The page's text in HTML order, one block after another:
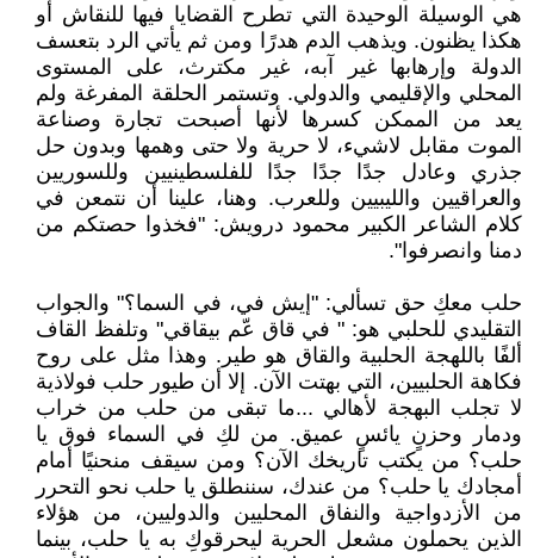
هي الوسيلة الوحيدة التي تطرح القضايا فيها للنقاش أو
هكذا يظنون. ويذهب الدم هدرًا ومن ثم يأتي الرد بتعسف
الدولة وإرهابها غير آبه، غير مكترث، على المستوى
المحلي والإقليمي والدولي. وتستمر الحلقة المفرغة ولم
يعد من الممكن كسرها لأنها أصبحت تجارة وصناعة
الموت مقابل لاشيء، لا حرية ولا حتى وهمها وبدون حل
جذري وعادل جدًا جدًا جدًا للفلسطينيين وللسوريين
والعراقيين والليبيين وللعرب. وهنا، علينا أن نتمعن في
كلام الشاعر الكبير محمود درويش: "فخذوا حصتكم من
دمنا وانصرفوا".
حلب معكِ حق تسألي: "إيش في، في السما؟" والجواب
التقليدي للحلبي هو: " في قاق عّم بيقاقي" وتلفظ القاف
ألفًا باللهجة الحلبية والقاق هو طير. وهذا مثل على روح
فكاهة الحلبيين، التي بهتت الآن. إلا أن طيور حلب فولاذية
لا تجلب البهجة لأهالي ...ما تبقى من حلب من خراب
ودمار وحزنٍ يائسٍ عميق. من لكِ في السماء فوق يا
حلب؟ من يكتب تاريخك الآن؟ ومن سيقف منحنيًا أمام
أمجادك يا حلب؟ من عندك، سننطلق يا حلب نحو التحرر
من الأزدواجية والنفاق المحليين والدوليين، من هؤلاء
الذين يحملون مشعل الحرية ليحرقوكِ به يا حلب، بينما